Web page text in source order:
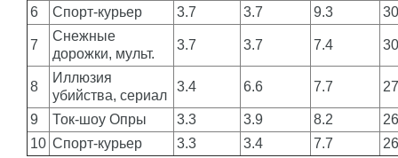
6 Спорт-курьер 3.7 3.7 9.3
7
Снежные
дорожки, мульт.
3.7 3.7 7.4
8
Иллюзия
убийства, сериал
3.4 6.6 7.7
9 Ток-шоу Опры 3.3 3.9 8.2
10 Спорт-курьер 3.3 3.4 7.7